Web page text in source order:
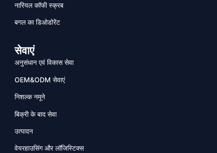
नारियल कॉफी स्क्रब
बगल का डिओडोरेंट
सेवाएं
अनुसंधान एवं विकास सेवा
OEM&ODM सेवाएं
निशल्क नमूने
बिक्री के बाद सेवा
उत्पादन
वेयरहाउसिंग और लॉजिस्टिक्स